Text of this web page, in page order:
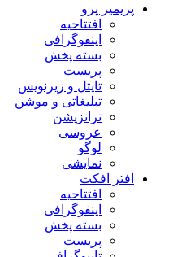
پریمیر پرو
افتتاحیه
اینفوگرافی
بسته پخش
پریست
تایتل و زیرنویس
تبلیغاتی و موشن
ترانزیشن
عروسی
لوگو
نمایشی
افتر افکت
افتتاحیه
اینفوگرافی
بسته پخش
پریست